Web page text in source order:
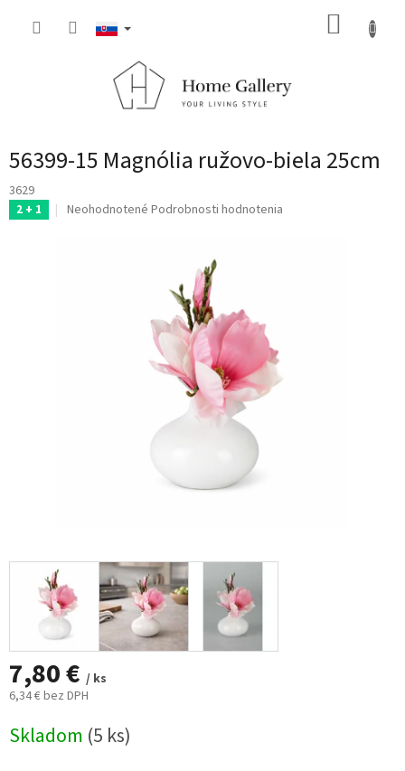
56399-15 Magnólia ružovo-biela 25cm
3629
2 + 1
Priemerné
Neohodnotené Podrobnosti hodnotenia
7,80 € / ks
6,34 € bez DPH
cena:
Skladom (5 ks)